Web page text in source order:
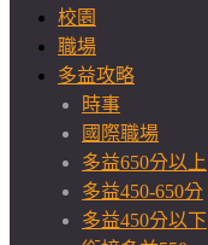
校園
職場
多益攻略
時事
國際職場
多益650分以上
多益450-650分
多益450分以下